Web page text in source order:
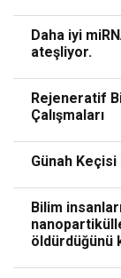
Daha iyi
ateşliyor.
Rejeneratif
Çalışmaları
Günah Keçisi
Bilim